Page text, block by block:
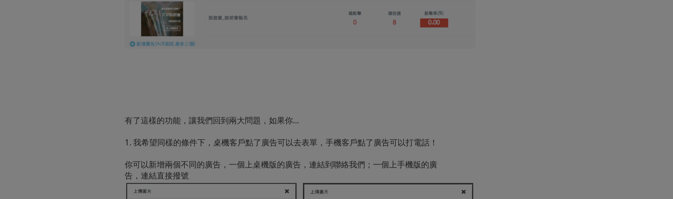
有了這樣的功能，讓我們回到兩大問題，如果你...
1. 我希望同樣的條件下，桌機客戶點了廣告可以去表單，手機客戶點了廣告可以打電話！
你可以新增兩個不同的廣告，一個上桌機版的廣告，連結到聯絡我們；一個上手機版的廣
告，連結直接撥號